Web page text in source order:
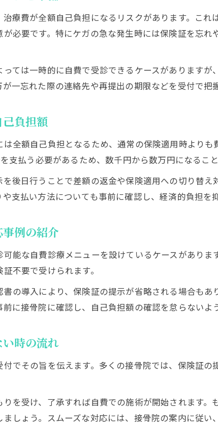
療費が全額自己負担になるリスクがあります。こ
必要です。特にケガの急な発生時には保険証を忘
ては一時的に自費で受診できるケースがあります
一忘れた際の連絡先や再提出の期限などを受付で把
負担額
全額自己負担となるため、通常の保険適用時より
支払う必要があるため、数千円から数万円になること
後日行うことで差額の返金や保険適用への切り替
支払い方法についても事前に確認し、経済的負担を
例の紹介
能な自費診療メニューを設けているケースがあり
不要で受けられます。
の導入により、保険証の提示が省略される場合も
に接骨院に確認し、自己負担額の確認を怠らないよ
時の流れ
でその旨を伝えます。多くの接骨院では、保険証
を受け、了承すれば自費での施術が開始されます
しょう。スムーズな対応には、接骨院の案内に従い